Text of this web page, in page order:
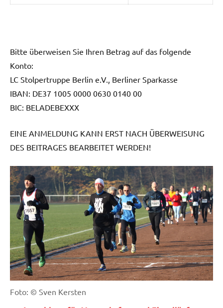
Bitte überweisen Sie Ihren Betrag auf das folgende
Konto:
LC Stolpertruppe Berlin e.V., Berliner Sparkasse
IBAN: DE37 1005 0000 0630 0140 00
BIC: BELADEBEXXX
EINE ANMELDUNG KANN ERST NACH ÜBERWEISUNG
DES BEITRAGES BEARBEITET WERDEN!
Foto: © Sven Kersten